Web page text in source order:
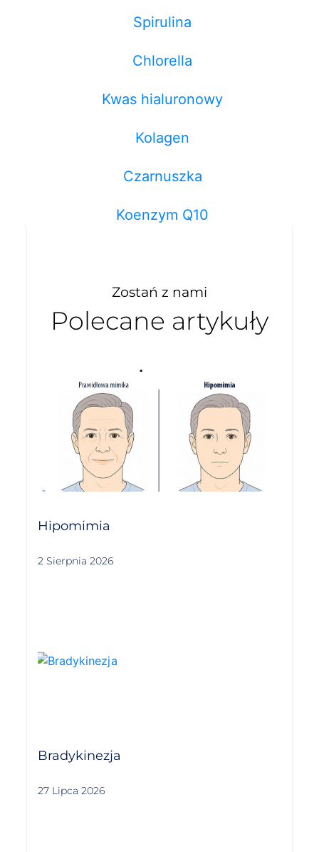
Spirulina
Chlorella
Kwas hialuronowy
Kolagen
Czarnuszka
Koenzym Q10
Zostań z nami
Polecane artykuły
Hipomimia
2 Sierpnia 2026
Bradykinezja
27 Lipca 2026